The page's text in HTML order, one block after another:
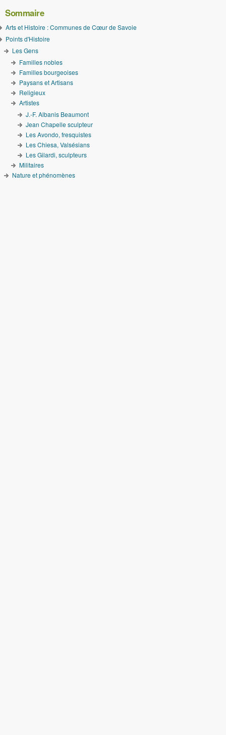
Sommaire
Arts et Histoire : Communes de Cœur de Savoie
Points d'Histoire
Les Gens
Familles nobles
Familles bourgeoises
Paysans et Artisans
Religieux
Artistes
J.-F. Albanis Beaumont
Jean Chapelle sculpteur
Les Avondo, fresquistes
Les Chiesa, Valsésians
Les Gilardi, sculpteurs
Militaires
Nature et phénomènes